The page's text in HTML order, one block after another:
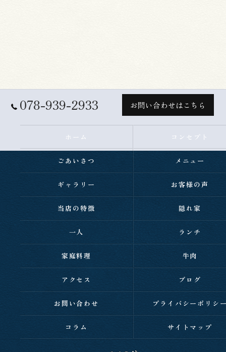
078-939-2933 お問い合わせはこちら
ホーム コンセプト
ごあいさつ メニュー
ギャラリー お客様の声
当店の特徴 隠れ家
一人 ランチ
家庭料理 牛肉
アクセス ブログ
お問い合わせ プライバシーポリシ
コラム サイトマップ